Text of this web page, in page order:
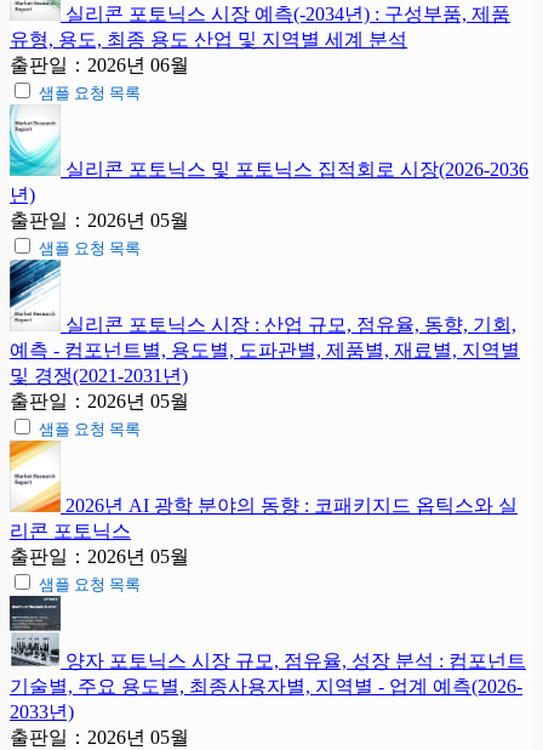
실리콘 포토닉스 시장 예측(-2034년) : 구성부품, 제품
유형, 용도, 최종 용도 산업 및 지역별 세계 분석
출판일：2026년 06월
샘플 요청 목록
실리콘 포토닉스 및 포토닉스 집적회로 시장(2026-2036
년)
출판일：2026년 05월
샘플 요청 목록
실리콘 포토닉스 시장 : 산업 규모, 점유율, 동향, 기회,
예측 - 컴포넌트별, 용도별, 도파관별, 제품별, 재료별, 지역별
및 경쟁(2021-2031년)
출판일：2026년 05월
샘플 요청 목록
2026년 AI 광학 분야의 동향 : 코패키지드 옵틱스와 실
리콘 포토닉스
출판일：2026년 05월
샘플 요청 목록
양자 포토닉스 시장 규모, 점유율, 성장 분석 : 컴포넌트
기술별, 주요 용도별, 최종사용자별, 지역별 - 업계 예측(2026-
2033년)
출판일：2026년 05월